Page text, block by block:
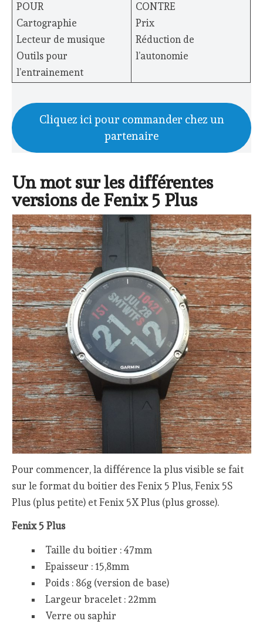
POUR
Cartographie
Lecteur de musique
Outils pour
l’entrainement
CONTRE
Prix
Réduction de
l’autonomie
Cliquez ici pour commander chez un
partenaire
Un mot sur les différentes
versions de Fenix 5 Plus
Pour commencer, la différence la plus visible se fait
sur le format du boitier des Fenix 5 Plus, Fenix 5S
Plus (plus petite) et Fenix 5X Plus (plus grosse).
Fenix 5 Plus
Taille du boitier : 47mm
Epaisseur : 15,8mm
Poids : 86g (version de base)
Largeur bracelet : 22mm
Verre ou saphir